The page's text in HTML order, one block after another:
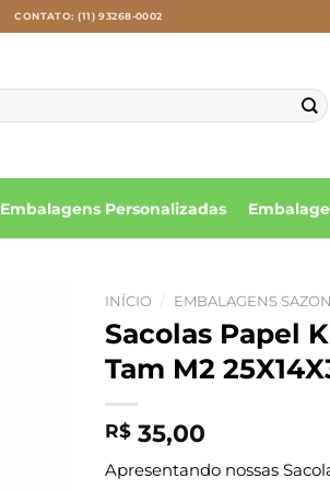
CONTATO: (11) 93268-0002
Embalagens Personalizadas
INÍCIO EMBALAGENS
Sacolas Papel
Tam M2
R$ 35,00
Apresentando nossas